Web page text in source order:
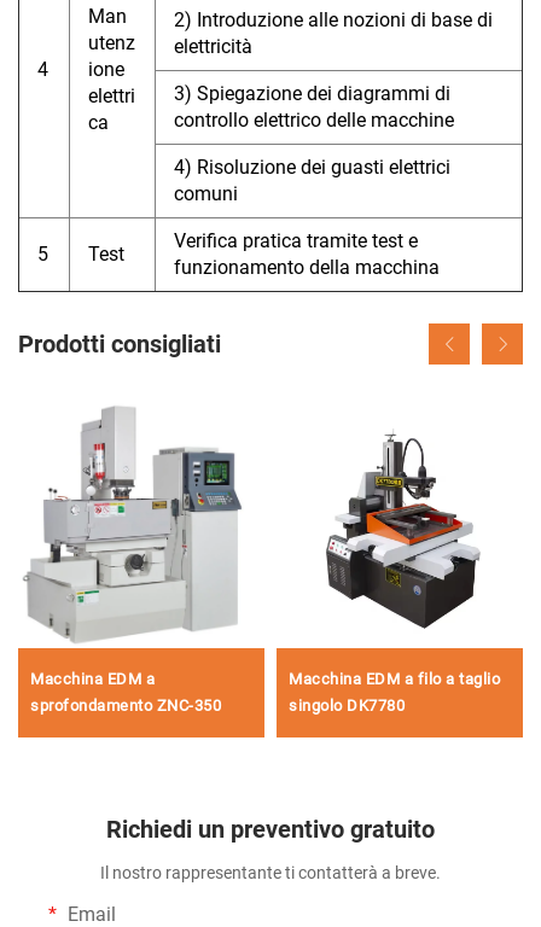
4
Man
utenz
ione
elettri
ca
2) Introduzione alle nozioni di base di
elettricità
3) Spiegazione dei diagrammi di
controllo elettrico delle macchine
4) Risoluzione dei guasti elettrici
comuni
5 Test
Verifica pratica tramite test e
funzionamento della macchina
Prodotti consigliati
Macchina EDM a
sprofondamento ZNC-350
Macchina EDM a filo a taglio
singolo DK7780
Richiedi un preventivo gratuito
Il nostro rappresentante ti contatterà a breve.
Email